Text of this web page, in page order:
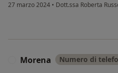
27 marzo 2024 • Dott.ssa Roberta
Morena Numero di